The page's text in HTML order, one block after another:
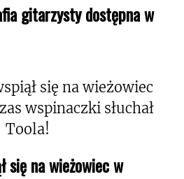
gitarzysty dostępna w
się na wieżowiec w